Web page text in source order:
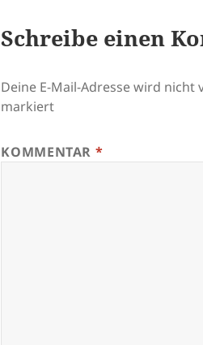
Schreibe einen
Deine E-Mail-Adresse wird nicht
markiert
KOMMENTAR *